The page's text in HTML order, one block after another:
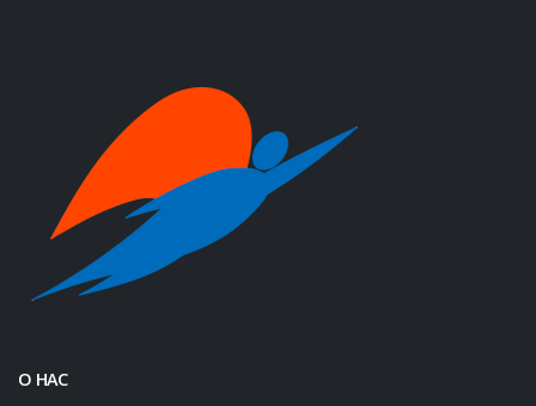
О НАС